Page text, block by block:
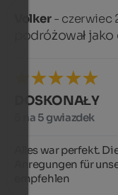
Volker- czerwiec
podróżował
DOSKONAŁY
5 na 5 gwiazdek
Alles war perfekt.
Anregungen für
empfehlen